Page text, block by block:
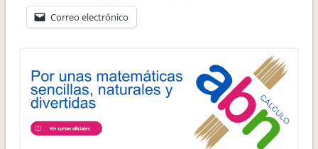
Correo electrónico